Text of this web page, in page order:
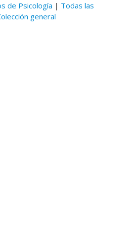
de Psicología | Todas las
general